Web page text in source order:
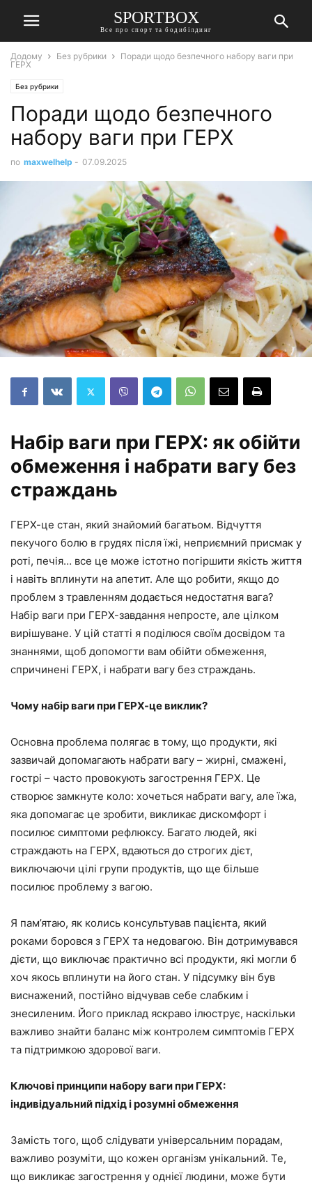
SPORTBOX
Все про спорт та бодибілдинг
Додому Без рубрики
Поради щодо безпечного набору ваги при
ГЕРХ
Без рубрики
Поради щодо безпечного
набору ваги при ГЕРХ
по maxwelhelp - 07.09.2025
Набір ваги при ГЕРХ: як обійти
обмеження і набрати вагу без
страждань
ГЕРХ-це стан, який знайомий багатьом. Відчуття
пекучого болю в грудях після їжі, неприємний присмак у
роті, печія… все це може істотно погіршити якість життя
і навіть вплинути на апетит. Але що робити, якщо до
проблем з травленням додається недостатня вага?
Набір ваги при ГЕРХ-завдання непросте, але цілком
вирішуване. У цій статті я поділюся своїм досвідом та
знаннями, щоб допомогти вам обійти обмеження,
спричинені ГЕРХ, і набрати вагу без страждань.
Чому набір ваги при ГЕРХ-це виклик?
Основна проблема полягає в тому, що продукти, які
зазвичай допомагають набрати вагу – жирні, смажені,
гострі – часто провокують загострення ГЕРХ. Це
створює замкнуте коло: хочеться набрати вагу, але їжа,
яка допомагає це зробити, викликає дискомфорт і
посилює симптоми рефлюксу. Багато людей, які
страждають на ГЕРХ, вдаються до строгих дієт,
виключаючи цілі групи продуктів, що ще більше
посилює проблему з вагою.
Я пам’ятаю, як колись консультував пацієнта, який
роками боровся з ГЕРХ та недовагою. Він дотримувався
дієти, що виключає практично всі продукти, які могли б
хоч якось вплинути на його стан. У підсумку він був
виснажений, постійно відчував себе слабким і
знесиленим. Його приклад яскраво ілюструє, наскільки
важливо знайти баланс між контролем симптомів ГЕРХ
та підтримкою здорової ваги.
Ключові принципи набору ваги при ГЕРХ:
індивідуальний підхід і розумні обмеження
Замість того, щоб слідувати універсальним порадам,
важливо розуміти, що кожен організм унікальний. Те,
що викликає загострення у однієї людини, може бути